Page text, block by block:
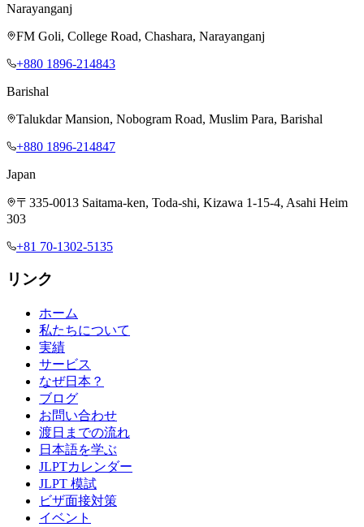
Narayanganj
FM Goli, College Road, Chashara, Narayanganj
+880 1896-214843
Barishal
Talukdar Mansion, Nobogram Road, Muslim Para, Barishal
+880 1896-214847
Japan
〒335-0013 Saitama-ken, Toda-shi, Kizawa 1-15-4, Asahi Heim
303
+81 70-1302-5135
リンク
ホーム
私たちについて
実績
サービス
なぜ日本？
ブログ
お問い合わせ
渡日までの流れ
日本語を学ぶ
JLPTカレンダー
JLPT 模試
ビザ面接対策
イベント